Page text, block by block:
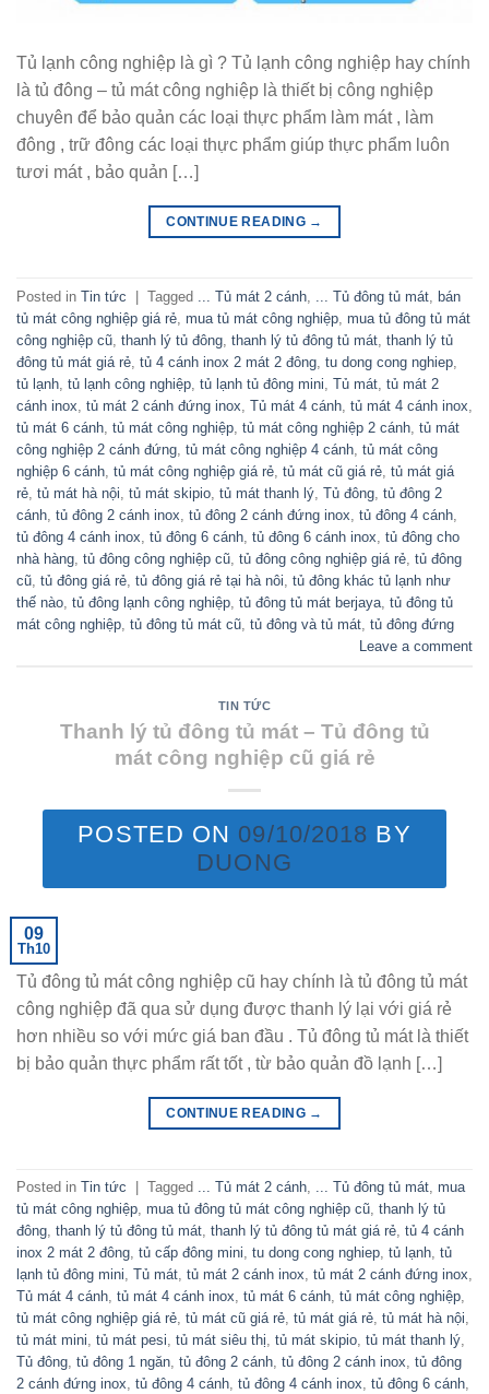
Tủ lạnh công nghiệp là gì ? Tủ lạnh công nghiệp hay chính
là tủ đông – tủ mát công nghiệp là thiết bị công nghiệp
chuyên để bảo quản các loại thực phẩm làm mát , làm
đông , trữ đông các loại thực phẩm giúp thực phẩm luôn
tươi mát , bảo quản […]
CONTINUE READING →
Posted in Tin tức | Tagged ... Tủ mát 2 cánh ... Tủ đông tủ mát bán
tủ mát công nghiệp giá rẻ mua tủ mát công nghiệp mua tủ đông tủ mát
công nghiệp cũ thanh lý tủ đông thanh lý tủ đông tủ mát thanh lý tủ
đông tủ mát giá rẻ tủ 4 cánh inox 2 mát 2 đông tu dong cong nghiep
tủ lạnh tủ lạnh công nghiệp tủ lạnh tủ đông mini Tủ mát tủ mát 2
cánh inox tủ mát 2 cánh đứng inox Tủ mát 4 cánh tủ mát 4 cánh inox
tủ mát 6 cánh tủ mát công nghiệp tủ mát công nghiệp 2 cánh tủ mát
công nghiệp 2 cánh đứng tủ mát công nghiệp 4 cánh tủ mát công
nghiệp 6 cánh tủ mát công nghiệp giá rẻ tủ mát cũ giá rẻ tủ mát giá
rẻ tủ mát hà nội tủ mát skipio tủ mát thanh lý Tủ đông tủ đông 2
cánh tủ đông 2 cánh inox tủ đông 2 cánh đứng inox tủ đông 4 cánh
tủ đông 4 cánh inox tủ đông 6 cánh tủ đông 6 cánh inox tủ đông cho
nhà hàng tủ đông công nghiệp cũ tủ đông công nghiệp giá rẻ tủ đông
cũ tủ đông giá rẻ tủ đông giá rẻ tại hà nôi tủ đông khác tủ lạnh như
thế nào tủ đông lạnh công nghiệp tủ đông tủ mát berjaya tủ đông tủ
mát công nghiệp tủ đông tủ mát cũ tủ đông và tủ mát tủ đông đứng
Leave a comment
TIN TỨC
Thanh lý tủ đông tủ mát – Tủ đông tủ
mát công nghiệp cũ giá rẻ
POSTED ON 09/10/2018 BY
DUONG
09
Th10
Tủ đông tủ mát công nghiệp cũ hay chính là tủ đông tủ mát
công nghiệp đã qua sử dụng được thanh lý lại với giá rẻ
hơn nhiều so với mức giá ban đầu . Tủ đông tủ mát là thiết
bị bảo quản thực phẩm rất tốt , từ bảo quản đồ lạnh […]
CONTINUE READING →
Posted in Tin tức Tagged ... Tủ mát 2 cánh, ... Tủ đông tủ mát, mua
tủ mát công nghiệp, mua tủ đông tủ mát công nghiệp cũ, thanh lý tủ
đông, thanh lý tủ đông tủ mát, thanh lý tủ đông tủ mát giá rẻ, tủ 4 cánh
inox 2 mát 2 đông, tủ cấp đông mini, tu dong cong nghiep, tủ lạnh, tủ
lạnh tủ đông mini, Tủ mát, tủ mát 2 cánh inox, tủ mát 2 cánh đứng inox,
Tủ mát 4 cánh, tủ mát 4 cánh inox, tủ mát 6 cánh, tủ mát công nghiệp,
tủ mát công nghiệp giá rẻ, tủ mát cũ giá rẻ, tủ mát giá rẻ, tủ mát hà nội,
tủ mát mini, tủ mát pesi, tủ mát siêu thị, tủ mát skipio, tủ mát thanh lý,
Tủ đông, tủ đông 1 ngăn, tủ đông 2 cánh, tủ đông 2 cánh inox, tủ đông
2 cánh đứng inox, tủ đông 4 cánh, tủ đông 4 cánh inox, tủ đông 6 cánh,